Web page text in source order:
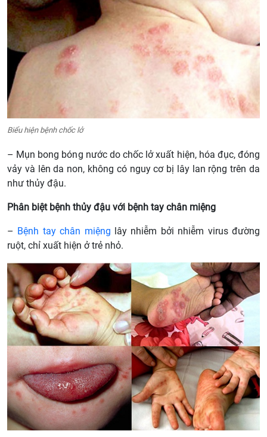
Biểu hiện bệnh chốc lở
– Mụn bong bóng nước do chốc lở xuất hiện, hóa đục, đóng
vảy và lên da non, không có nguycơ bị lây lan rộng trên da
như thủy đậu.
Phân biệt bệnh thủy đậu với bệnh tay chân miệng
– Bệnh tay chân miệng lây nhiễm bởi nhiễm virus đường
ruột, chỉ xuất hiện ở trẻ nhỏ.